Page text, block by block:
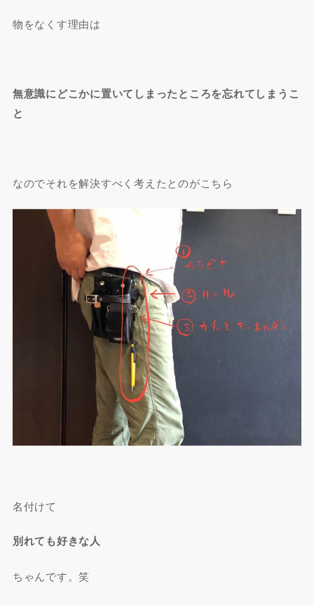
物をなくす理由は
無意識にどこかに置いてしまったところを忘れてしまうこ
と
なのでそれを解決すべく考えたとのがこちら
名付けて
別れても好きな人
ちゃんです。笑